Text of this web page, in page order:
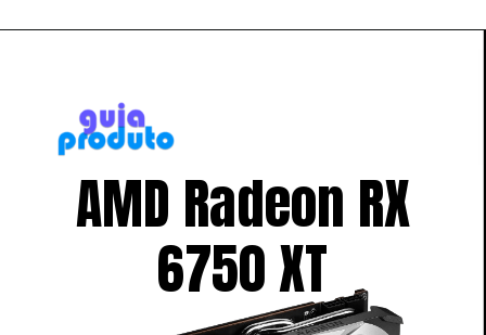
AMD Radeon RX
6750 XT